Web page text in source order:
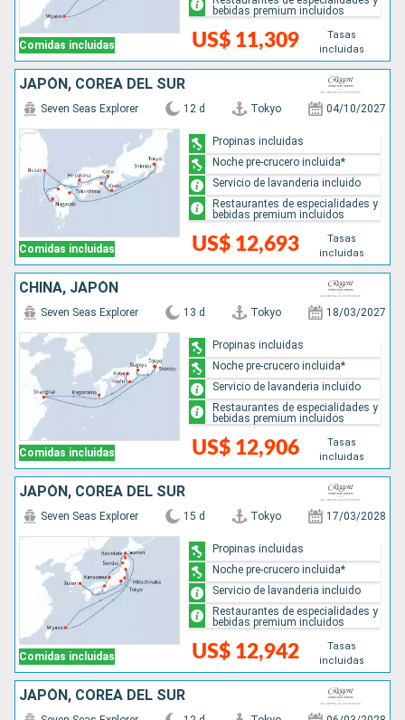
Comidas incluidas US$ 11,309
Tasas
incluidas
bebidas premium incluidos
JAPÓN, COREA DEL SUR
Comidas incluidas
Seven Seas Explorer 12 d Tokyo 04/10/2027
US$ 12,693
Tasas
incluidas
Propinas incluidas
Noche pre-crucero incluida*
Servicio de lavanderia incluido
Restaurantes de especialidades y
bebidas premium incluidos
CHINA, JAPÓN
Comidas incluidas
Seven Seas Explorer 13 d Tokyo 18/03/2027
US$ 12,906
Tasas
incluidas
Propinas incluidas
Noche pre-crucero incluida*
Servicio de lavanderia incluido
Restaurantes de especialidades y
bebidas premium incluidos
JAPÓN, COREA DEL SUR
Comidas incluidas
Seven Seas Explorer 15 d Tokyo 17/03/2028
US$ 12,942
Tasas
incluidas
Propinas incluidas
Noche pre-crucero incluida*
Servicio de lavanderia incluido
Restaurantes de especialidades y
bebidas premium incluidos
JAPÓN, COREA DEL SUR